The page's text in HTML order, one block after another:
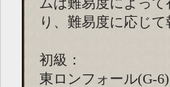
ムは難易度によっ
り、難易度に応じて
初級：
東ロンフォール(G-